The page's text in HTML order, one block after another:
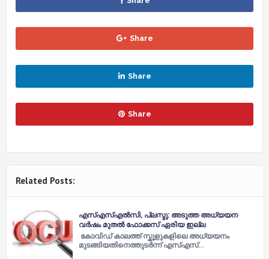
Share
Share
Share
Related Posts:
എസ്എസ്എൽസി, പ്ലസ്ടു: അടുത്ത അധ്യയന
വർഷം മുതൽ ഫോക്കസ് ഏരിയ ഇല്ല
കോവിഡ് കാലത്ത് സ്കൂളുകളിലെ അധ്യയനം
മുടങ്ങിയതിനെത്തുടർന്ന് എസ്എസ്…